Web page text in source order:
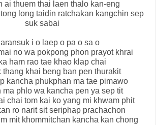
ai thuem thai laen thalo kan-eng
long taidin ratchakan kangchin sep
suk sabai
i o laep o pa o sa o
no wa pokpong phon prayot khrai
ham rao tae khao klap chai
thang khai beng ban pen thurakit
kancha phukphan ma tae pimawo
ma phlo wa kancha pen ya sep tit
chai tom kai ko yang mi khwam phit
ro narit sit seriphap prachachon
mit khommitchan kancha kan chong